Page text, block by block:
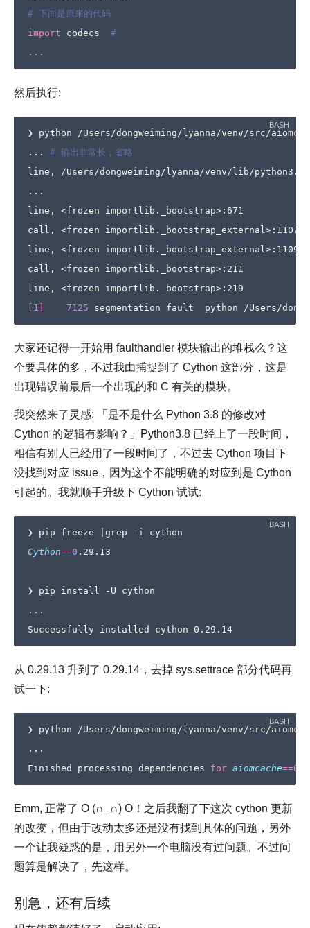
# 下面是原来的代码
import
codecs
#
...
然后执行:
❯ python /Users/dongweiming/lyanna/venv/src/
... # 输出非常长，省略
line, /Users/dongweiming/lyanna/venv/lib/
...
line, <frozen importlib._bootstrap>:671
call, <frozen importlib._bootstrap_external>:1107
line, <frozen importlib._bootstrap_external>:1109
call, <frozen importlib._bootstrap>:211
1 7125
大家还记得一开始用 faulthandler 模块输出的堆栈么？这
个要具体的多，不过我由捕捉到了 Cython 这部分，这是
出现错误前最后一个出现的和 C 有关的模块。
我突然来了灵感: 「是不是什么 Python 3.8 的修改对
Cython 的逻辑有影响？」Python3.8 已经上了一段时间，
相信有别人已经用了一段时间了，不过去 Cython 项目下
没找到对应 issue，因为这个不能明确的对应到是 Cython
引起的。我就顺手升级下 Cython 试试:
❯ pip freeze
Cython==0 .29.13
❯ pip install -U cython
...
从 0.29.13 升到了 0.29.14，去掉 sys.settrace 部分代码再
试一下:
❯ python /Users/dongweiming/lyanna/venv/src/
...
Finished processing dependencies for aiomcache==0
Emm, 正常了 O (∩_∩) O！之后我翻了下这次 cython 更新
的改变，但由于改动太多还是没有找到具体的问题，另外
一个让我疑惑的是，用另外一个电脑没有过问题。不过问
题算是解决了，先这样。
别急，还有后续